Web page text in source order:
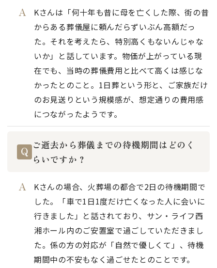
Kさんは「何十年も昔に母を亡くした際、街の昔
からある葬儀屋に頼んだらずいぶん高額だっ
た。それを考えたら、特別高くもないんじゃな
いか」と話しています。物価が上がっている現
在でも、当時の葬儀費用と比べて高くは感じな
かったとのこと。1日葬という形と、ご家族だけ
のお見送りという規模感が、想定通りの費用感
につながったようです。
ご逝去から葬儀までの待機期間はどのく
らいですか？
Kさんの場合、火葬場の都合で2日の待機期間で
した。「車で1日1度だけ亡くなった人に会いに
行きました」と話されており、サン・ライフ西
湘ホール内のご安置室で過ごしていただきまし
た。係の方の対応が「自然で優しくて」、待機
期間中の不安もなく過ごせたとのことです。